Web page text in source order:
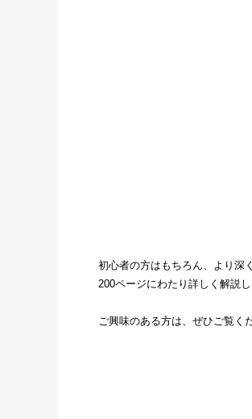
初心者の方はもちろん、より深
200ページにわたり詳しく解説
ご興味のある方は、ぜひご覧く